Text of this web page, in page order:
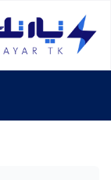
تيار تك إنارة